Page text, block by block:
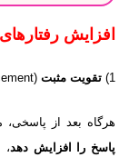
افزایش
1) تقویت مثبت (positive reinforcement)
هرگاه بعد از
پاسخ را افزایش دهد،